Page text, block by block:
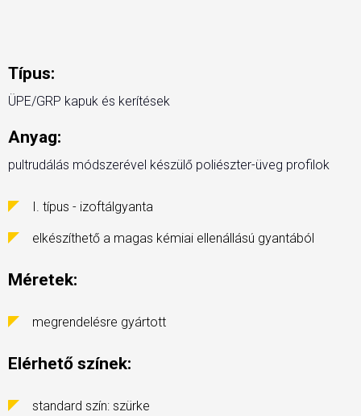
Típus:
ÜPE/GRP kapuk és kerítések
Anyag:
pultrudálás módszerével készülő poliészter-üveg profilok
I. típus - izoftálgyanta
elkészíthető a magas kémiai ellenállású gyantából
Méretek:
megrendelésre gyártott
Elérhető színek:
standard szín: szürke